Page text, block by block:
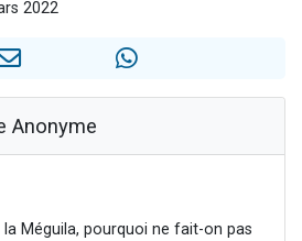
49 places pour étudier en groupe sur Zoom
nouvelles musiques dans Torah-Box Music
2 personnes viennent de nous rejoindre sur WhatsApp
2022
Anonyme
Méguila, pourquoi ne fait-on pas